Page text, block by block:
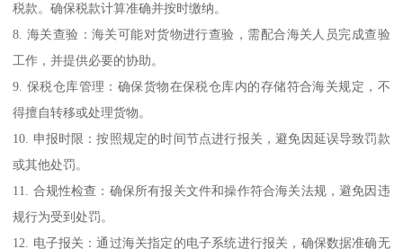
税款。确保税款计算准确并按时缴纳。
8. 海关查验：海关可能对货物进行查验，需配合海关人员完成查验
工作，并提供必要的协助。
9. 保税仓库管理：确保货物在保税仓库内的存储符合海关规定，不
得擅自转移或处理货物。
10. 申报时限：按照规定的时间节点进行报关，避免因延误导致罚款
或其他处罚。
11. 合规性检查：确保所有报关文件和操作符合海关法规，避免因违
规行为受到处罚。
12. 电子报关：通过海关指定的电子系统进行报关，确保数据准确无